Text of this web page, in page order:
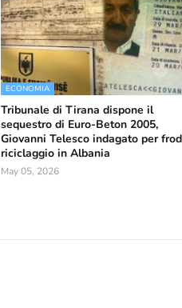
ECONOMIA
Tribunale di Tirana dispone il
sequestro di Euro-Beton 2005,
Giovanni Telesco indagato per
riciclaggio in Albania
May 05, 2026